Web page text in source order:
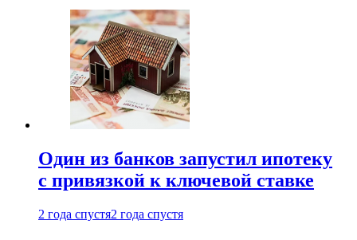
Один из банков запустил ипотеку
с привязкой к ключевой ставке
2 года спустя2 года спустя